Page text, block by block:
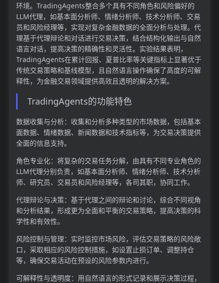
环境。TradingAgents整合多个具有不同角色和风险偏好的
LLM代理，如基本面分析师、情绪分析师、技术分析师、交易
员和风险经理等，实现对复杂金融数据的全面分析与处理。代
理基于代理辩论和对话进行交易决策，结合结构化输出与自然
语言对话，提高决策的精确性和灵活性。实验结果表明，
TradingAgents在累计回报、夏普比率等关键指标上显著优于
传统交易策略和基线模型，且自然语言操作确保了高度的可解
释性，为金融交易领域提供高效且透明的解决方案。
TradingAgents的功能特色
数据收集与分析：收集和分析多种类型的市场数据，包括基本
面数据、情绪数据、新闻数据和技术指标等，为交易决策提供
全面的信息支持。
角色专业化：将复杂的交易任务分解，由具有不同专业角色的
LLM代理分别负责，如基本面分析师、情绪分析师、技术分析
师、研究员、交易员和风险经理等，各司其职，协同工作。
代理辩论与决策：基于代理之间的辩论和讨论，综合不同视角
和分析结果，形成更为全面和平衡的交易策略，提高决策的科
学性和有效性。
风险控制与管理：实时监控市场风险，评估交易策略的风险敞
口，采取相应的风险控制措施，如设置止损订单、调整持仓
等，确保交易活动在预设的风险参数内进行。
可解释性与透明度：用自然语言的形式记录和展示决策过程，